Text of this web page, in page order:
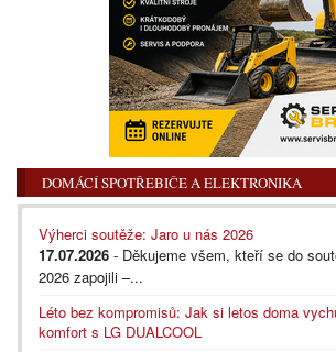
DOMÁCÍ SPOTŘEBIČE A ELEKTRONIKA
Výherci soutěže: Jaro u nás 2026
17.07.2026 - Děkujeme všem, kteří se do
2026 zapojili –...
Léto bez kompromisů: Jak si letos doma
komfort s LG DUALCOOL